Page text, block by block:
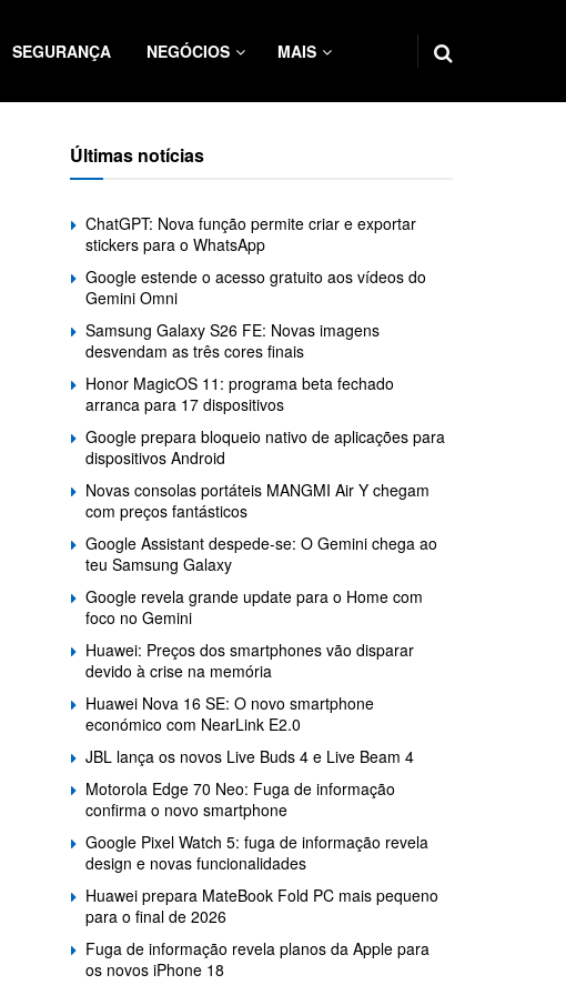
SEGURANÇA NEGÓCIOS MAIS
Últimas notícias
ChatGPT: Nova função permite criar e exportar
stickers para o WhatsApp
Google estende o acesso gratuito aos vídeos do
Gemini Omni
Samsung Galaxy S26 FE: Novas imagens
desvendam as três cores finais
Honor MagicOS 11: programa beta fechado
arranca para 17 dispositivos
Google prepara bloqueio nativo de aplicações para
dispositivos Android
Novas consolas portáteis MANGMI Air Y chegam
com preços fantásticos
Google Assistant despede-se: O Gemini chega ao
teu Samsung Galaxy
Google revela grande update para o Home com
foco no Gemini
Huawei: Preços dos smartphones vão disparar
devido à crise na memória
Huawei Nova 16 SE: O novo smartphone
económico com NearLink E2.0
JBL lança os novos Live Buds 4 e Live Beam 4
Motorola Edge 70 Neo: Fuga de informação
confirma o novo smartphone
Google Pixel Watch 5: fuga de informação revela
design e novas funcionalidades
Huawei prepara MateBook Fold PC mais pequeno
para o final de 2026
Fuga de informação revela planos da Apple para
os novos iPhone 18